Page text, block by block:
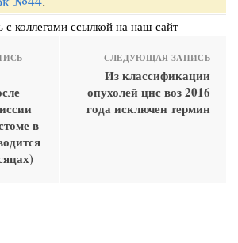
с коллегами ссылкой на наш сайт
в
СЛЕДУЮЩАЯ ЗАПИСЬ
Из классификации
опухолей цнс воз 2016
года исключен термин